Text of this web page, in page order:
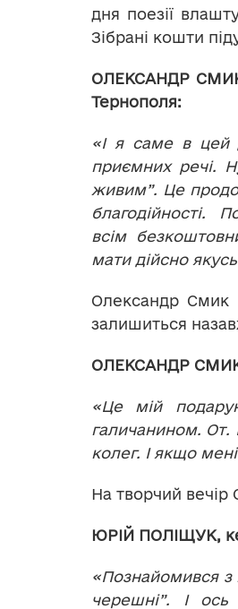
дня поезії
Зібрані кошти
ОЛЕКСАНДР СМИК,
Тернополя:
«І я саме в цей
приємних речі.
живим”. Це
благодійності.
всім
мати дійсно
Олександр Смик
залишиться
ОЛЕКСАНДР СМИК,
«Це мій
галичанином. От.
колег. І якщо
На творчий вечір
ЮРІЙ ПОЛІЩУК,
«Познайомився з
черешні”. І